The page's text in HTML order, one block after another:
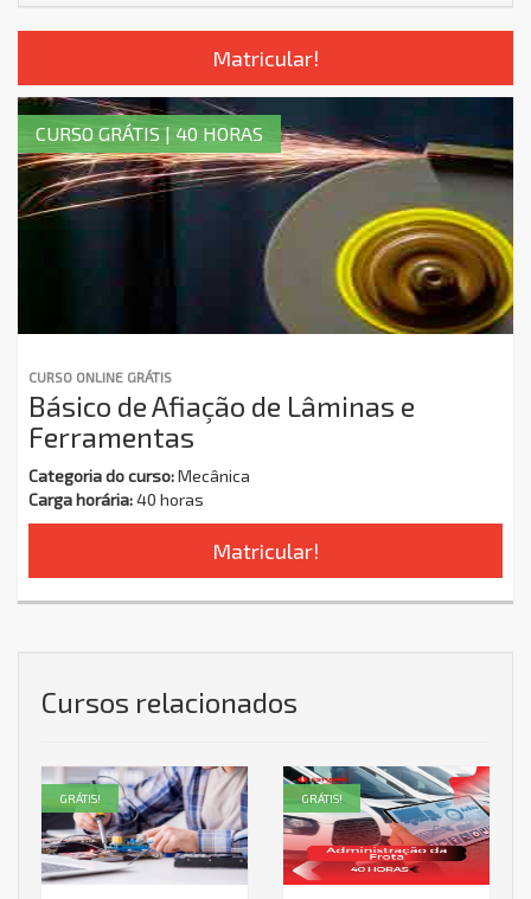
Matricular!
CURSO ONLINE GRÁTIS
Básico de Afiação de Lâminas e
Ferramentas
Categoria do curso:Mecânica
Carga horária:40 horas
Matricular!
CURSO GRÁTIS | 40 HORAS
Cursos relacionados
GRÁTIS! GRÁTIS!